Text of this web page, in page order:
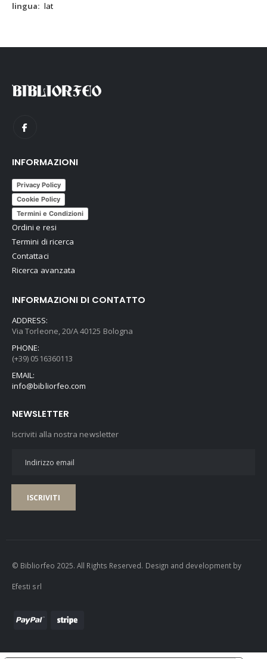
lat
INFORMAZIONI
Privacy Policy
Cookie Policy
Termini e Condizioni
Ordini e resi
Termini di ricerca
Contattaci
Ricerca avanzata
INFORMAZIONI DI CONTATTO
ADDRESS:
Via Torleone, 20/A 40125 Bologna
PHONE:
(+39) 0516360113
EMAIL:
info@bibliorfeo.com
NEWSLETTER
Iscriviti alla nostra newsletter
ISCRIVITI
© Bibliorfeo 2025. All Rights Reserved. Design and development by
Efesti srl